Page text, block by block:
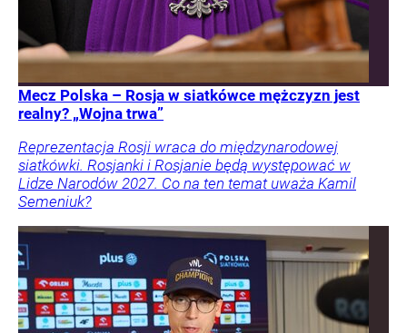
Mecz Polska – Rosja w siatkówce mężczyzn jest
realny? „Wojna trwa”
Reprezentacja Rosji wraca do międzynarodowej
siatkówki. Rosjanki i Rosjanie będą występować w
Lidze Narodów 2027. Co na ten temat uważa Kamil
Semeniuk?